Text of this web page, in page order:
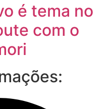
é tema no
com o